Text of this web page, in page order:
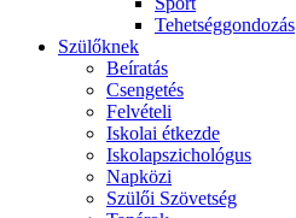
Tehetséggondozás
Szülőknek
Beíratás
Csengetés
Felvételi
Iskolai étkezde
Iskolapszichológus
Napközi
Szülői Szövetség